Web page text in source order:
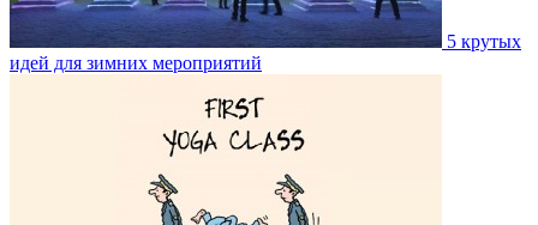
5 крутых
идей для зимних мероприятий